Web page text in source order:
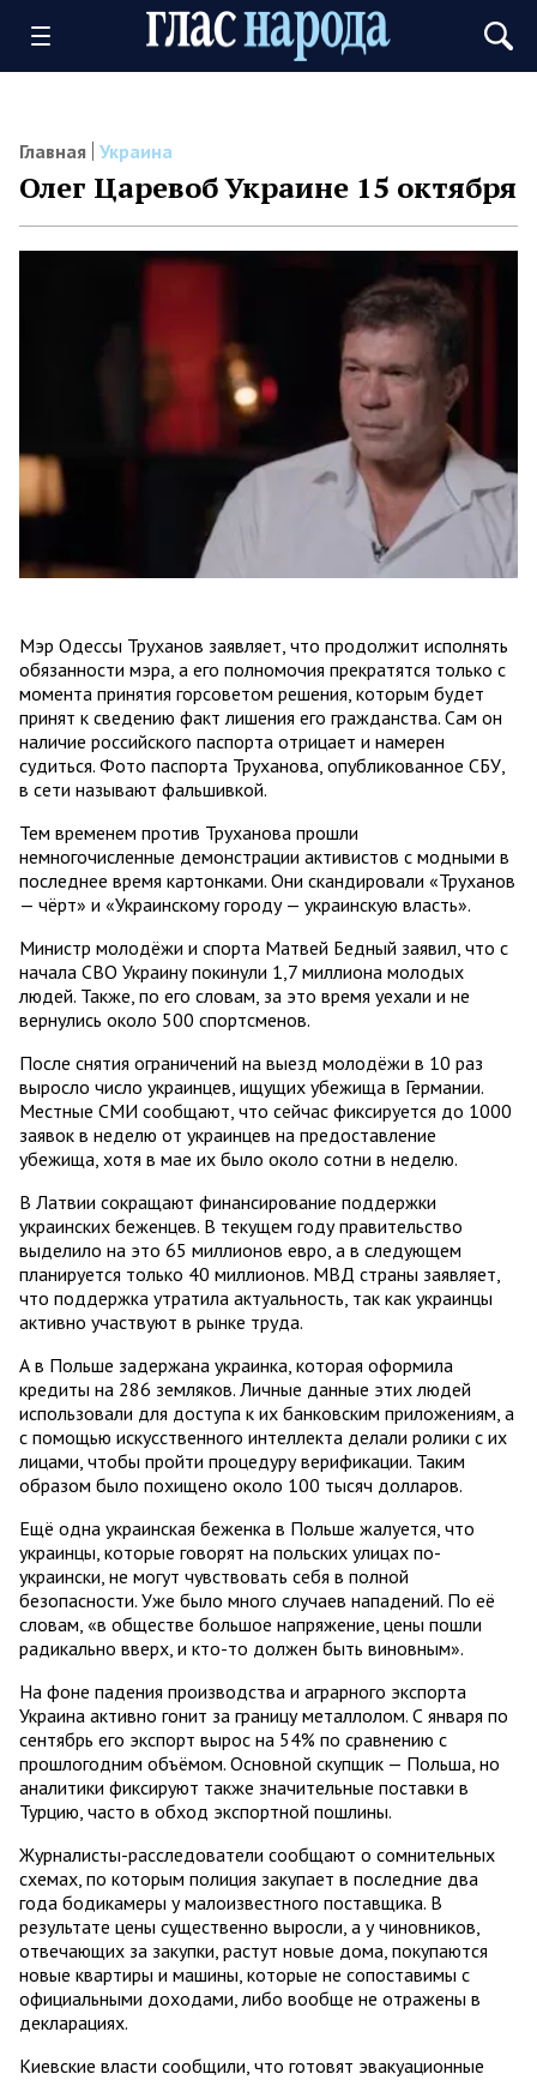
Главная Украина
Олег Царевоб Украине 15 октября
Мэр Одессы Труханов заявляет, что продолжит исполнять
обязанности мэра, а его полномочия прекратятся только с
момента принятия горсоветом решения, которым будет
принят к сведению факт лишения его гражданства. Сам он
наличие российского паспорта отрицает и намерен
судиться. Фото паспорта Труханова, опубликованное СБУ,
в сети называют фальшивкой.
Тем временем против Труханова прошли
немногочисленные демонстрации активистов с модными в
последнее время картонками. Они скандировали «Труханов
— чёрт» и «Украинскому городу — украинскую власть».
Министр молодёжи и спорта Матвей Бедный заявил, что с
начала СВО Украину покинули 1,7 миллиона молодых
людей. Также, по его словам, за это время уехали и не
вернулись около 500 спортсменов.
После снятия ограничений на выезд молодёжи в 10 раз
выросло число украинцев, ищущих убежища в Германии.
Местные СМИ сообщают, что сейчас фиксируется до 1000
заявок в неделю от украинцев на предоставление
убежища, хотя в мае их было около сотни в неделю.
В Латвии сокращают финансирование поддержки
украинских беженцев. В текущем году правительство
выделило на это 65 миллионов евро, а в следующем
планируется только 40 миллионов. МВД страны заявляет,
что поддержка утратила актуальность, так как украинцы
активно участвуют в рынке труда.
А в Польше задержана украинка, которая оформила
кредиты на 286 земляков. Личные данные этих людей
использовали для доступа к их банковским приложениям, а
с помощью искусственного интеллекта делали ролики с их
лицами, чтобы пройти процедуру верификации. Таким
образом было похищено около 100 тысяч долларов.
Ещё одна украинская беженка в Польше жалуется, что
украинцы, которые говорят на польских улицах по-
украински, не могут чувствовать себя в полной
безопасности. Уже было много случаев нападений. По её
словам, «в обществе большое напряжение, цены пошли
радикально вверх, и кто-то должен быть виновным».
На фоне падения производства и аграрного экспорта
Украина активно гонит за границу металлолом. С января по
сентябрь его экспорт вырос на 54% по сравнению с
прошлогодним объёмом. Основной скупщик — Польша, но
аналитики фиксируют также значительные поставки в
Турцию, часто в обход экспортной пошлины.
Журналисты-расследователи сообщают о сомнительных
схемах, по которым полиция закупает в последние два
года бодикамеры у малоизвестного поставщика. В
результате цены существенно выросли, а у чиновников,
отвечающих за закупки, растут новые дома, покупаются
новые квартиры и машины, которые не сопоставимы с
официальными доходами, либо вообще не отражены в
декларациях.
Киевские власти сообщили, что готовят эвакуационные